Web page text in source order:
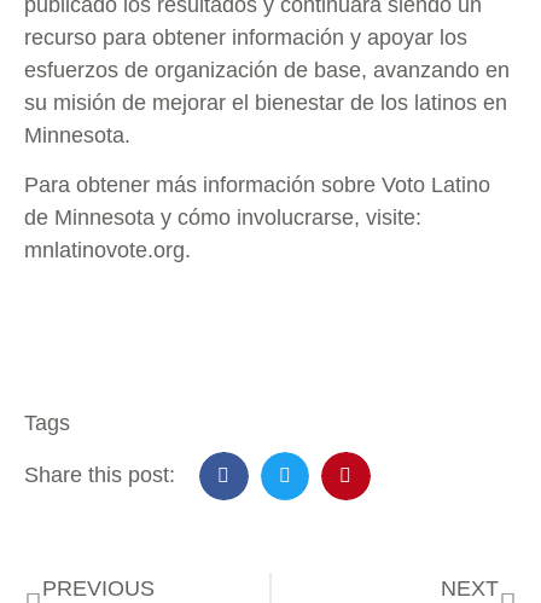
recurso para obtener información y apoyar los
esfuerzos de organización de base, avanzando en
su misión de mejorar el bienestar de los latinos en
Minnesota.
Para obtener más información sobre Voto Latino
de Minnesota y cómo involucrarse, visite:
mnlatinovote.org.
Tags
Share this post:
PREVIOUS NEXT